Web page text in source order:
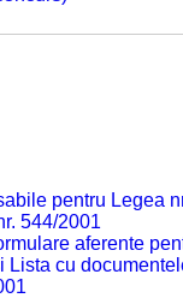
pentru Legea
544/2001
aferente
cu